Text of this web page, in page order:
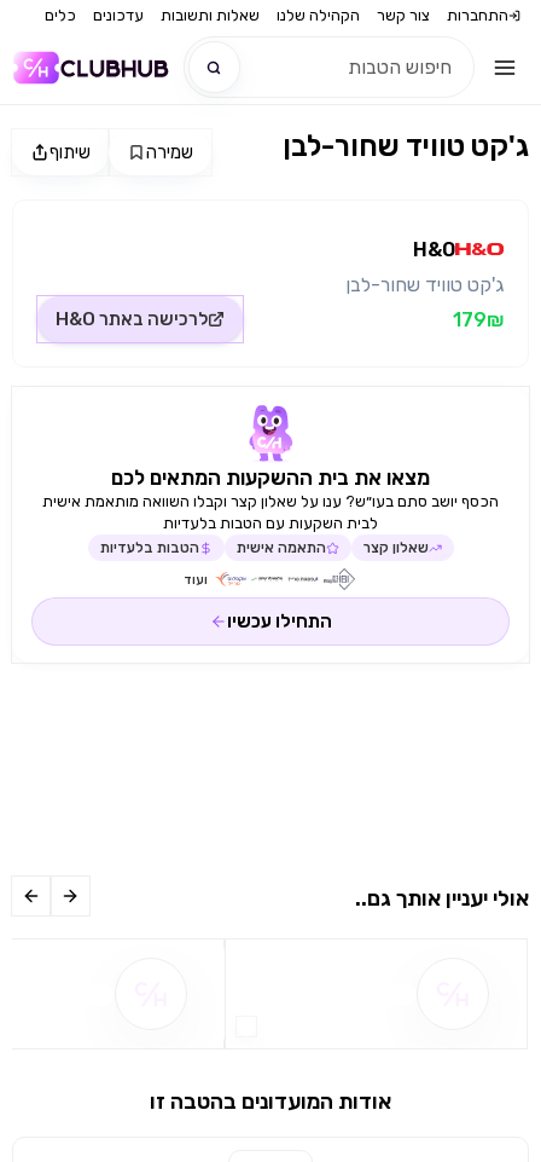
התחברות צור קשר הקהילה שלנו שאלות ותשובות עדכונים כלים
שיתוף שמירה ג'קט טוויד שחור-לבן
H&O
ג'קט טוויד שחור-לבן
179₪
לרכישה באתר H&O
מצאו את בית ההשקעות המתאים לכם
הכסף יושב סתם בעו״ש? ענו על שאלון קצר וקבלו השוואה מותאמת אישית
לבית השקעות עם הטבות בלעדיות
שאלון קצר התאמה אישית הטבות בלעדיות
ועוד
התחילו עכשיו
אולי יעניין אותך גם..
אודות המועדונים בהטבה זו